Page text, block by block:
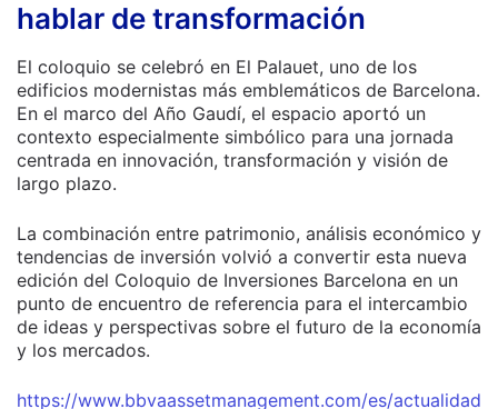
hablar de transformación
El coloquio se celebró en El Palauet, uno de los
edificios modernistas más emblemáticos de Barcelona.
En el marco del Año Gaudí, el espacio aportó un
contexto especialmente simbólico para una jornada
centrada en innovación, transformación y visión de
largo plazo.
La combinación entre patrimonio, análisis económico y
tendencias de inversión volvió a convertir esta nueva
edición del Coloquio de Inversiones Barcelona en un
punto de encuentro de referencia para el intercambio
de ideas y perspectivas sobre el futuro de la economía
y los mercados.
https://www.bbvaassetmanagement.com/es/actualidad